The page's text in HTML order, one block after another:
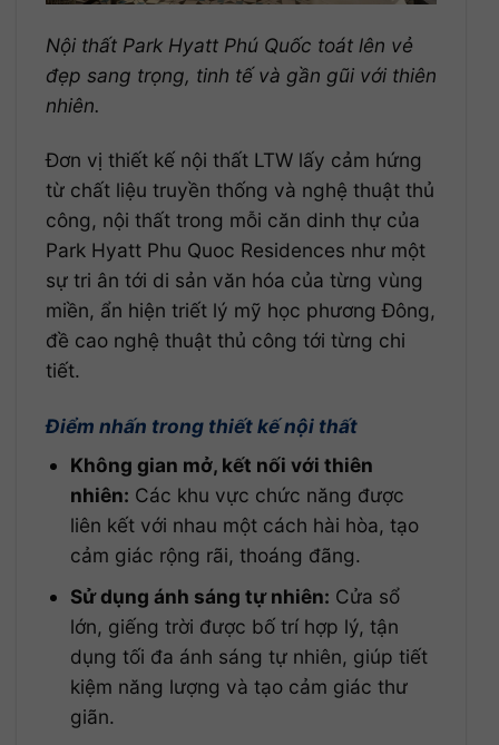
Nội thất Park Hyatt Phú Quốc toát lên vẻ
đẹp sang trọng, tinh tế và gần gũi với thiên
nhiên.
Đơn vị thiết kế nội thất LTW lấy cảm hứng
từ chất liệu truyền thống và nghệ thuật thủ
công, nội thất trong mỗi căn dinh thự của
Park Hyatt Phu Quoc Residences như một
sự tri ân tới di sản văn hóa của từng vùng
miền, ẩn hiện triết lý mỹ học phương Đông,
đề cao nghệ thuật thủ công tới từng chi
tiết.
Điểm nhấn trong thiết kế nội thất
Không gian mở, kết nối với thiên
nhiên: Các khu vực chức năng được
liên kết với nhau một cách hài hòa, tạo
cảm giác rộng rãi, thoáng đãng.
Sử dụng ánh sáng tự nhiên: Cửa sổ
lớn, giếng trời được bố trí hợp lý, tận
dụng tối đa ánh sáng tự nhiên, giúp tiết
kiệm năng lượng và tạo cảm giác thư
giãn.